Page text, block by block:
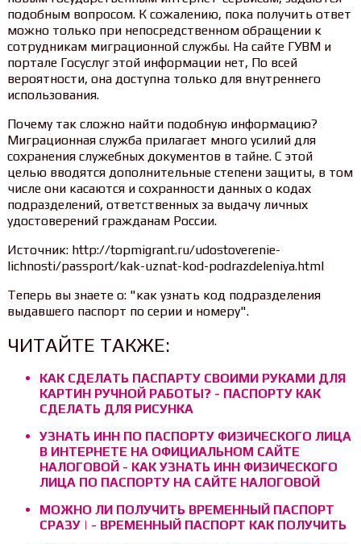
подобным вопросом. К сожалению, пока получить ответ
можно только при непосредственном обращении к
сотрудникам миграционной службы. На сайте ГУВМ и
портале Госуслуг этой информации нет, По всей
вероятности, она доступна только для внутреннего
использования.
Почему так сложно найти подобную информацию?
Миграционная служба прилагает много усилий для
сохранения служебных документов в тайне. С этой
целью вводятся дополнительные степени защиты, в том
числе они касаются и сохранности данных о кодах
подразделений, ответственных за выдачу личных
удостоверений гражданам России.
Источник: http://topmigrant.ru/udostoverenie-
lichnosti/passport/kak-uznat-kod-podrazdeleniya.html
Теперь вы знаете о: "как узнать код подразделения
выдавшего паспорт по серии и номеру".
ЧИТАЙТЕ ТАКЖЕ:
КАК СДЕЛАТЬ ПАСПАРТУ СВОИМИ РУКАМИ ДЛЯ
КАРТИН РУЧНОЙ РАБОТЫ? - ПАСПОРТУ КАК
СДЕЛАТЬ ДЛЯ РИСУНКА
УЗНАТЬ ИНН ПО ПАСПОРТУ ФИЗИЧЕСКОГО ЛИЦА
В ИНТЕРНЕТЕ НА ОФИЦИАЛЬНОМ САЙТЕ
НАЛОГОВОЙ - КАК УЗНАТЬ ИНН ФИЗИЧЕСКОГО
ЛИЦА ПО ПАСПОРТУ НА САЙТЕ НАЛОГОВОЙ
МОЖНО ЛИ ПОЛУЧИТЬ ВРЕМЕННЫЙ ПАСПОРТ
СРАЗУ | - ВРЕМЕННЫЙ ПАСПОРТ КАК ПОЛУЧИТЬ